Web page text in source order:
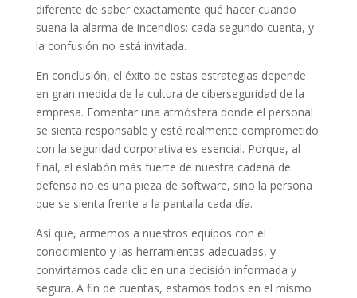
diferente de saber exactamente qué hacer cuando
suena la alarma de incendios: cada segundo cuenta, y
la confusión no está invitada.
En conclusión, el éxito de estas estrategias depende
en gran medida de la cultura de ciberseguridad de la
empresa. Fomentar una atmósfera donde el personal
se sienta responsable y esté realmente comprometido
con la seguridad corporativa es esencial. Porque, al
final, el eslabón más fuerte de nuestra cadena de
defensa no es una pieza de software, sino la persona
que se sienta frente a la pantalla cada día.
Así que, armemos a nuestros equipos con el
conocimiento y las herramientas adecuadas, y
convirtamos cada clic en una decisión informada y
segura. A fin de cuentas, estamos todos en el mismo